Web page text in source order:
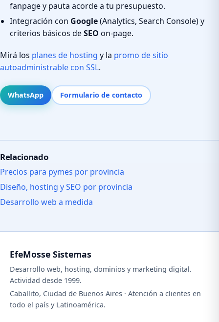
fanpage y pauta acorde a tu presupuesto.
Integración con Google(Analytics, Search Console) y
criterios básicos deSEO on-page.
Mirá los planes de hosting y la promo de sitio
autoadministrable con SSL.
WhatsApp Formulario de contacto
Relacionado
Precios para pymes por provincia
Diseño, hosting y SEO por provincia
Desarrollo web a medida
EfeMosse Sistemas
Desarrollo web, hosting, dominios y marketing digital.
Actividad desde 1999.
Caballito, Ciudad de Buenos Aires · Atención a clientes en
todo el país y Latinoamérica.